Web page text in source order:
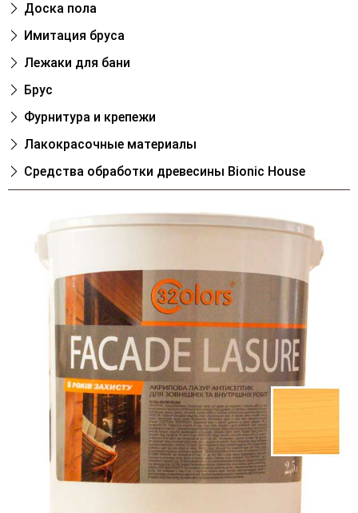
Доска пола
Имитация бруса
Лежаки для бани
Брус
Фурнитура и крепежи
Лакокрасочные материалы
Cредства обработки древесины Bionic House